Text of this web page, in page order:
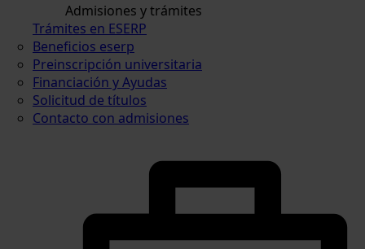
Admisiones y trámites
Trámites en ESERP
Beneficios eserp
Preinscripción universitaria
Financiación y Ayudas
Solicitud de títulos
Contacto con admisiones